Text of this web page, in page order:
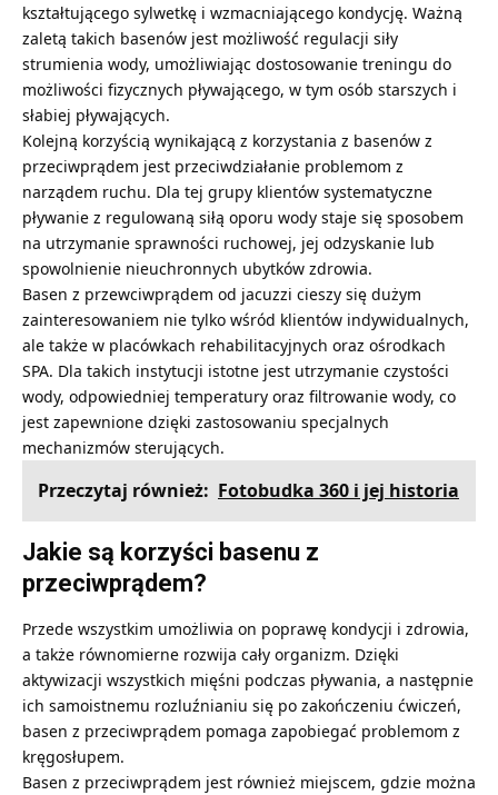
kształtującego sylwetkę i wzmacniającego kondycję. Ważną
zaletą takich basenów jest możliwość regulacji siły
strumienia wody, umożliwiając dostosowanie treningu do
możliwości fizycznych pływającego, w tym osób starszych i
słabiej pływających.
Kolejną korzyścią wynikającą z korzystania z basenów z
przeciwprądem jest przeciwdziałanie problemom z
narządem ruchu. Dla tej grupy klientów systematyczne
pływanie z regulowaną siłą oporu wody staje się sposobem
na utrzymanie sprawności ruchowej, jej odzyskanie lub
spowolnienie nieuchronnych ubytków zdrowia.
Basen z przewciwprądem od jacuzzi cieszy się dużym
zainteresowaniem nie tylko wśród klientów indywidualnych,
ale także w placówkach rehabilitacyjnych oraz ośrodkach
SPA. Dla takich instytucji istotne jest utrzymanie czystości
wody, odpowiedniej temperatury oraz filtrowanie wody, co
jest zapewnione dzięki zastosowaniu specjalnych
mechanizmów sterujących.
Przeczytaj również: Fotobudka 360 i jej historia
Jakie są korzyści basenu z
przeciwprądem?
Przede wszystkim umożliwia on poprawę kondycji i zdrowia,
a także równomierne rozwija cały organizm. Dzięki
aktywizacji wszystkich mięśni podczas pływania, a następnie
ich samoistnemu rozluźnianiu się po zakończeniu ćwiczeń,
basen z przeciwprądem pomaga zapobiegać problemom z
kręgosłupem.
Basen z przeciwprądem jest również miejscem, gdzie można